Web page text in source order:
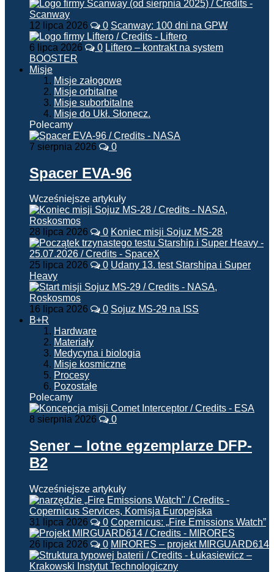
12 lipca 2026 0 Scanway: 100 dni na GPW
6 lipca 2026 0 Liftero – kontrakt na system
BOOSTER
Misje
Misje załogowe
Misje orbitalne
Misje suborbitalne
Misje do Ukł. Słonecz.
Polecamy
7 sierpnia 2026 0
Spacer EVA-96
Wcześniejsze artykuły
28 lipca 2026 0 Koniec misji Sojuz MS-28
25 lipca 2026 0 Udany 13. test Starshipa i Super
Heavy
16 lipca 2026 0 Sojuz MS-29 na ISS
B+R
Hardware
Materiały
Medycyna i biologia
Misje kosmiczne
Procesy
Pozostałe
Polecamy
8 sierpnia 2026 0
Sener – lotne egzemplarze DFP-
B2
Wcześniejsze artykuły
31 lipca 2026 0 Copernicus: „Fire Emissions Watch”
26 lipca 2026 0 MIRORES – projekt MIRGUARD614